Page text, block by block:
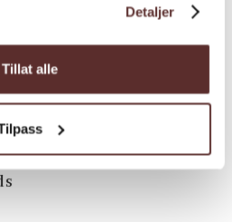
Detaljer
Tillat alle
und Seen | Aktivitäten für den
& Fyksesund
Norheimsund
verborgensten Juwel